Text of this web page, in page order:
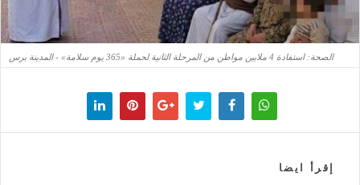
الصحة: استفادة 4 ملايين مواطن من المرحلة الثانية لحملة «365 يوم سلامة» - المدينة برس
إقرأ ايضا